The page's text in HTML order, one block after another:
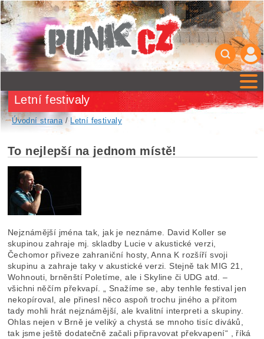
Letní festivaly
Úvodní strana/ Letní festivaly
To nejlepší na jednom místě!
Nejznámější jména tak, jak je neznáme. David Koller se
skupinou zahraje mj. skladby Lucie v akustické verzi,
Čechomor přiveze zahraniční hosty, Anna K rozšíří svoji
skupinu a zahraje taky v akustické verzi. Stejně tak MIG 21,
Wohnouti, brněnští Poletíme, ale i Skyline či UDG atd. –
všichni něčím překvapí. „ Snažíme se, aby tenhle festival jen
nekopíroval, ale přinesl něco aspoň trochu jiného a přitom
tady mohli hrát nejznámější, ale kvalitní interpreti a skupiny.
Ohlas nejen v Brně je veliký a chystá se mnoho tisíc diváků,
tak jsme ještě dodatečně začali připravovat překvapení“ , říká